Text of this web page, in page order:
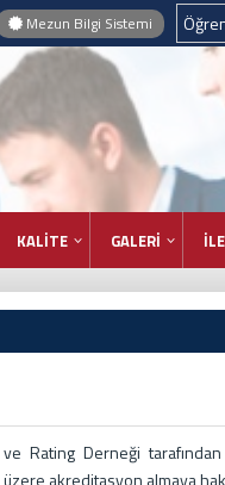
Mezun Bilgi Sistemi
KALİTE GALERİ
Rating Derneği
akreditasyon almaya hak